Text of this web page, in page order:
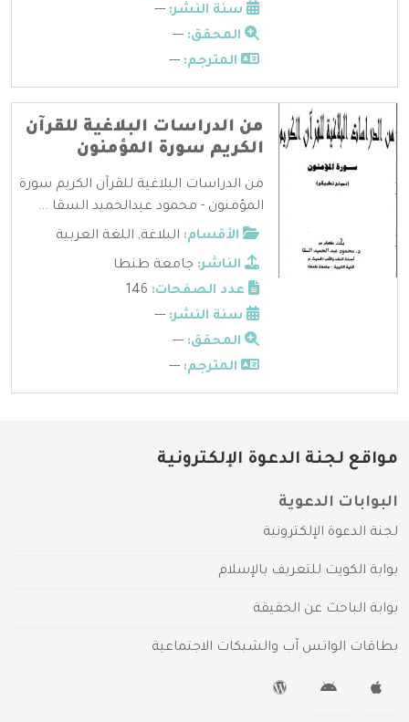
سنة النشر: ---
المحقق: ---
المترجم: ---
من الدراسات البلاغية للقرآن
الكريم سورة المؤمنون
من الدراسات البلاغية للقرآن الكريم سورة
المؤمنون - محمود عبدالحميد السقا ...
الأقسام: البلاغة, اللغة العربية
الناشر: جامعة طنطا
عدد الصفحات:
سنة النشر: ---
المحقق: ---
المترجم: ---
مواقع لجنة الدعوة الإلكترونية
البوابات الدعوية
لجنة الدعوة الإلكترونية
بوابة الكويت للتعريف بالإسلام
بوابة الباحث عن الحقيقة
بطاقات الواتس آب والشبكات الاجتماعية